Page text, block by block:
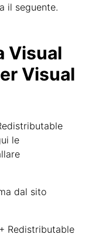
il seguente.
Visual
Visual
le
dal sito
Redistributable